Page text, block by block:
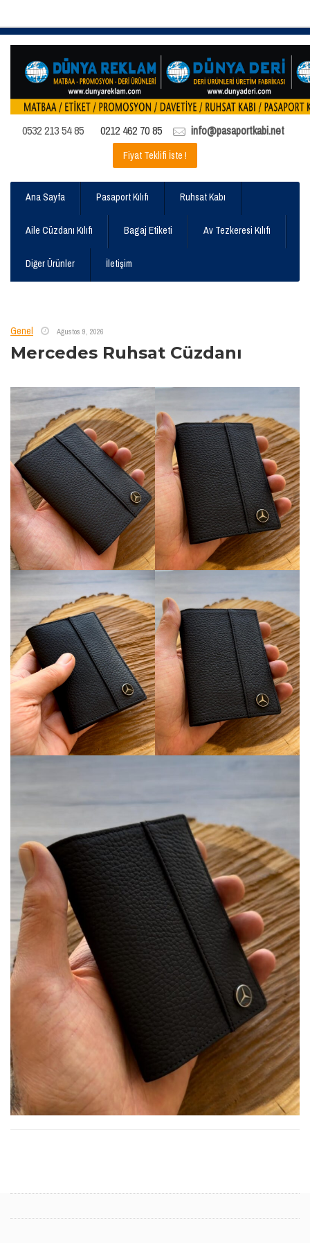
0532 213 54 85 0212 462 70 85 info@pasaportkabi.net
Fiyat Teklifi İste !
Ana Sayfa Pasaport Kılıfı Ruhsat Kabı
Aile Cüzdanı Kılıfı Bagaj Etiketi Av Tezkeresi Kılıfı
Diğer Ürünler İletişim
Genel Ağustos 9, 2026
Mercedes Ruhsat Cüzdanı